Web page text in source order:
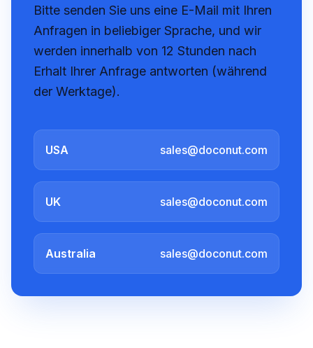
Bitte senden Sie uns eine E-Mail mit Ihren
Anfragen in beliebiger Sprache, und wir
werden innerhalb von 12 Stunden nach
Erhalt Ihrer Anfrage antworten (während
der Werktage).
USA sales@doconut.com
UK sales@doconut.com
Australia sales@doconut.com